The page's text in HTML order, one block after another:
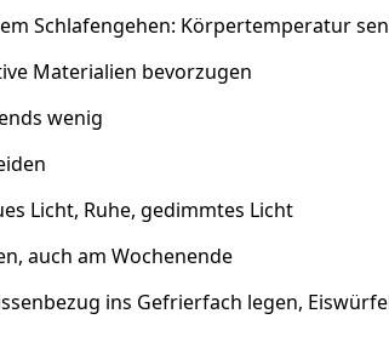
Schlafengehen: Körpertemperatur
Materialien bevorzugen
wenig
Licht, Ruhe, gedimmtes Licht
auch am Wochenende
ins Gefrierfach legen,